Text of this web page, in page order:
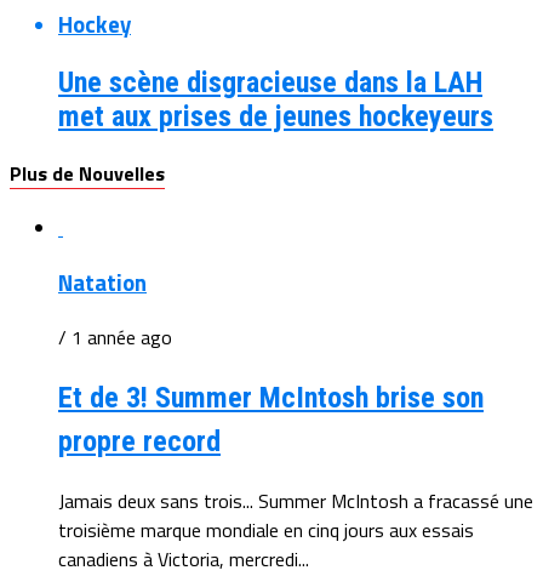
Hockey
Une scène disgracieuse dans la LAH
met aux prises de jeunes hockeyeurs
Plus de Nouvelles
Natation
/ 1 année ago
Et de 3! Summer McIntosh brise son
propre record
Jamais deux sans trois... Summer McIntosh a fracassé une
troisième marque mondiale en cinq jours aux essais
canadiens à Victoria, mercredi...